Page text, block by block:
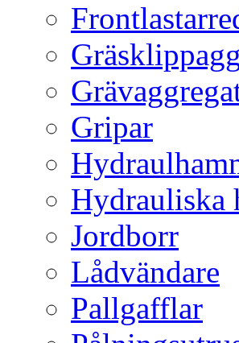
Gripar
Hydrauliska
Jordborr
Lådvändare
Pallgafflar